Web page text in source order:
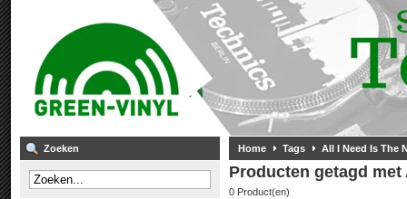
Zoeken Home Tags All I Need Is The
Producten getagd met
0 Product(en)